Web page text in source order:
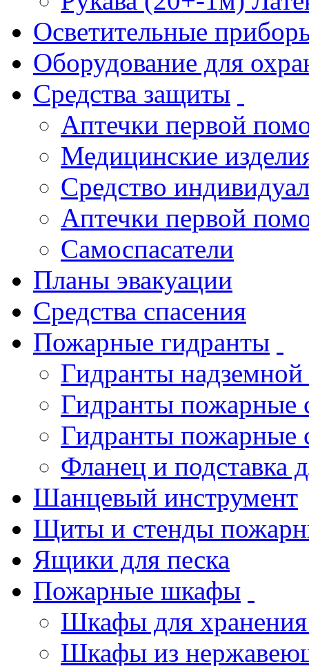
Осветительные
Оборудование для
Средства защиты
Аптечки первой
Медицинские
Средство
Аптечки первой
Самоспасатели
Планы эвакуации
Средства спасения
Пожарные гидранты
Гидранты
Гидранты пожарные
Гидранты пожарные
Фланец и подставка
Шанцевый инструмент
Щиты и стенды
Ящики для песка
Пожарные шкафы
Шкафы для хранения
Шкафы из